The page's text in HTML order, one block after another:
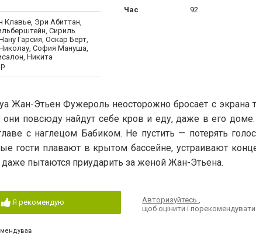
Клавье, Эри Абиттан,
Сириль
Гарсия, Оскар Берт,
София Мануша,
Никита
Час 92
Этьен Фужероль неосторожно бросает с экрана
повсюду найдут себе кров и еду, даже в его
с наглецом Бабиком. Не пустить — потерять
гости плавают в крытом бассейне, устраивают
пытаются приударить за женой Жан-Этьена.
Я рекомендую Авторизуйтесь
щоб оцінити і порекомендувати